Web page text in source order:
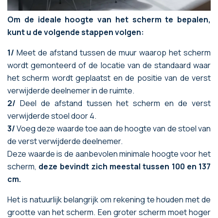
Om de ideale hoogte van het scherm te bepalen,
kunt u de volgende stappen volgen:
1/ Meet de afstand tussen de muur waarop het scherm
wordt gemonteerd of de locatie van de standaard waar
het scherm wordt geplaatst en de positie van de verst
verwijderde deelnemer in de ruimte.
2/ Deel de afstand tussen het scherm en de verst
verwijderde stoel door 4.
3/Voeg deze waarde toe aan de hoogte van de stoel van
de verst verwijderde deelnemer.
Deze waarde is de aanbevolen minimale hoogte voor het
scherm, deze bevindt zich meestal tussen 100 en 137
cm.
Het is natuurlijk belangrijk om rekening te houden met de
grootte van het scherm. Een groter scherm moet hoger